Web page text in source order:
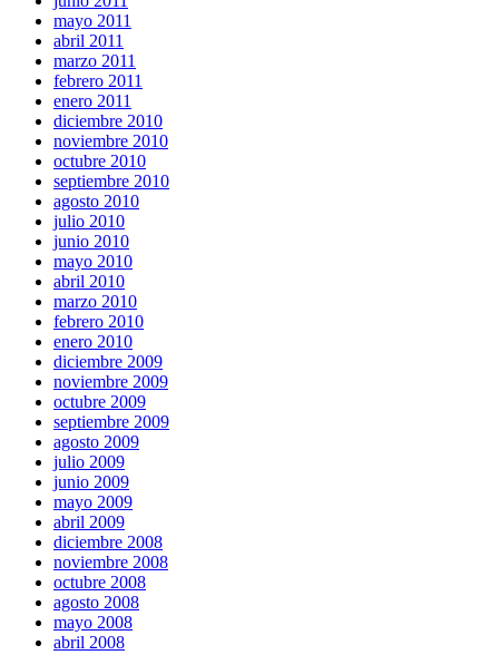
mayo 2011
abril 2011
marzo 2011
febrero 2011
enero 2011
diciembre 2010
noviembre 2010
octubre 2010
septiembre 2010
agosto 2010
julio 2010
junio 2010
mayo 2010
abril 2010
marzo 2010
febrero 2010
enero 2010
diciembre 2009
noviembre 2009
octubre 2009
septiembre 2009
agosto 2009
julio 2009
junio 2009
mayo 2009
abril 2009
diciembre 2008
noviembre 2008
octubre 2008
agosto 2008
mayo 2008
abril 2008